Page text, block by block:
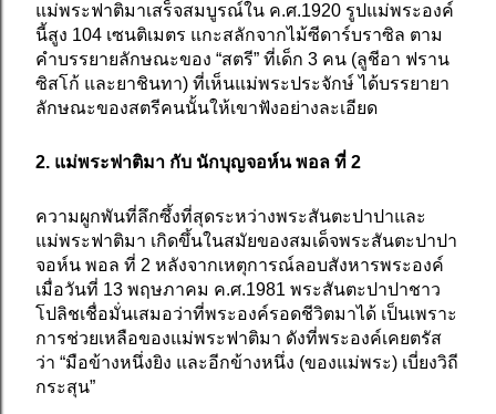
แม่พระฟาติมาเสร็จสมบูรณ์ใน ค.ศ.1920 รูปแม่พระองค์
นี้สูง 104 เซนติเมตร แกะสลักจากไม้ซีดาร์บราซิล ตาม
คำบรรยายลักษณะของ “สตรี” ที่เด็ก 3 คน (ลูชีอา ฟราน
ซิสโก้ และยาชินทา) ที่เห็นแม่พระประจักษ์ ได้บรรยายา
ลักษณะของสตรีคนนั้นให้เขาฟังอย่างละเอียด
2. แม่พระฟาติมา กับ นักบุญจอห์น พอล ที่ 2
ความผูกพันที่ลึกซึ้งที่สุดระหว่างพระสันตะปาปาและ
แม่พระฟาติมา เกิดขึ้นในสมัยของสมเด็จพระสันตะปาปา
จอห์น พอล ที่ 2 หลังจากเหตุการณ์ลอบสังหารพระองค์
เมื่อวันที่ 13 พฤษภาคม ค.ศ.1981 พระสันตะปาปาชาว
โปลิชเชื่อมั่นเสมอว่าที่พระองค์รอดชีวิตมาได้ เป็นเพราะ
การช่วยเหลือของแม่พระฟาติมา ดังที่พระองค์เคยตรัส
ว่า “มือข้างหนึ่งยิง และอีกข้างหนึ่ง (ของแม่พระ) เบี่ยงวิถี
กระสุน”